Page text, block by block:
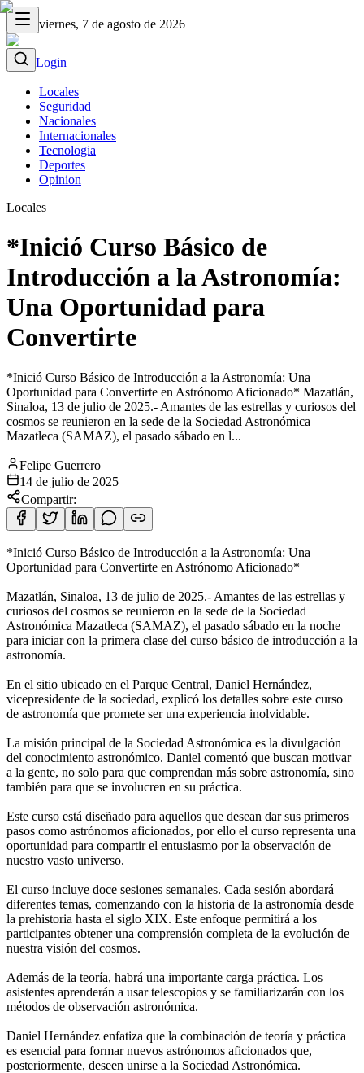
viernes, 7 de agosto de 2026
Login
Locales
Seguridad
Nacionales
Internacionales
Tecnologia
Deportes
Opinion
Locales
*Inició Curso Básico de
Introducción a la Astronomía:
Una Oportunidad para
Convertirte
*Inició Curso Básico de Introducción a la Astronomía: Una
Oportunidad para Convertirte en Astrónomo Aficionado* Mazatlán,
Sinaloa, 13 de julio de 2025.- Amantes de las estrellas y curiosos del
cosmos se reunieron en la sede de la Sociedad Astronómica
Mazatleca (SAMAZ), el pasado sábado en l...
Felipe Guerrero
14 de julio de 2025
Compartir:
*Inició Curso Básico de Introducción a la Astronomía: Una
Oportunidad para Convertirte en Astrónomo Aficionado*
Mazatlán, Sinaloa, 13 de julio de 2025.- Amantes de las estrellas y
curiosos del cosmos se reunieron en la sede de la Sociedad
Astronómica Mazatleca (SAMAZ), el pasado sábado en la noche
para iniciar con la primera clase del curso básico de introducción a la
astronomía.
En el sitio ubicado en el Parque Central, Daniel Hernández,
vicepresidente de la sociedad, explicó los detalles sobre este curso
de astronomía que promete ser una experiencia inolvidable.
La misión principal de la Sociedad Astronómica es la divulgación
del conocimiento astronómico. Daniel comentó que buscan motivar
a la gente, no solo para que comprendan más sobre astronomía, sino
también para que se involucren en su práctica.
Este curso está diseñado para aquellos que desean dar sus primeros
pasos como astrónomos aficionados, por ello el curso representa una
oportunidad para compartir el entusiasmo por la observación de
nuestro vasto universo.
El curso incluye doce sesiones semanales. Cada sesión abordará
diferentes temas, comenzando con la historia de la astronomía desde
la prehistoria hasta el siglo XIX. Este enfoque permitirá a los
participantes obtener una comprensión completa de la evolución de
nuestra visión del cosmos.
Además de la teoría, habrá una importante carga práctica. Los
asistentes aprenderán a usar telescopios y se familiarizarán con los
métodos de observación astronómica.
Daniel Hernández enfatiza que la combinación de teoría y práctica
es esencial para formar nuevos astrónomos aficionados que,
posteriormente, deseen unirse a la Sociedad Astronómica.